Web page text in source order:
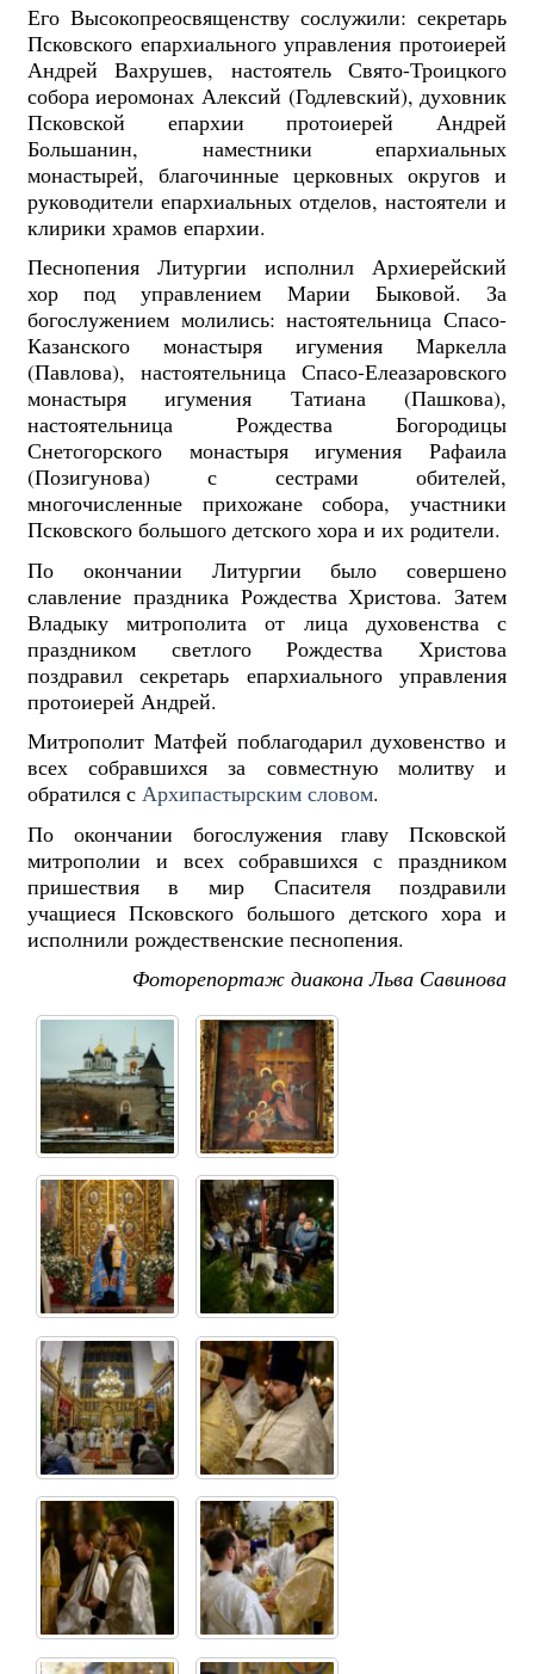
Его Высокопреосвященству сослужили: секретарь
Псковского епархиального управления протоиерей
Андрей Вахрушев, настоятель Свято-Троицкого
собора иеромонах Алексий (Годлевский), духовник
Псковской епархии протоиерей Андрей
Большанин, наместники епархиальных
монастырей, благочинные церковных округов и
руководители епархиальных отделов, настоятели и
клирики храмов епархии.
Песнопения Литургии исполнил Архиерейский
хор под управлением Марии Быковой. За
богослужением молились: настоятельница Спасо-
Казанского монастыря игумения Маркелла
(Павлова), настоятельница Спасо-Елеазаровского
монастыря игумения Татиана (Пашкова),
настоятельница Рождества Богородицы
Снетогорского монастыря игумения Рафаила
(Позигунова) с сестрами обителей,
многочисленные прихожане собора, участники
Псковского большого детского хора и их родители.
По окончании Литургии было совершено
славление праздника Рождества Христова. Затем
Владыку митрополита от лица духовенства с
праздником светлого Рождества Христова
поздравил секретарь епархиального управления
протоиерей Андрей.
Митрополит Матфей поблагодарил духовенство и
всех собравшихся за совместную молитву и
обратился с Архипастырским словом.
По окончании богослужения главу Псковской
митрополии и всех собравшихся с праздником
пришествия в мир Спасителя поздравили
учащиеся Псковского большого детского хора и
исполнили рождественские песнопения.
Фоторепортаж диакона Льва Савинова